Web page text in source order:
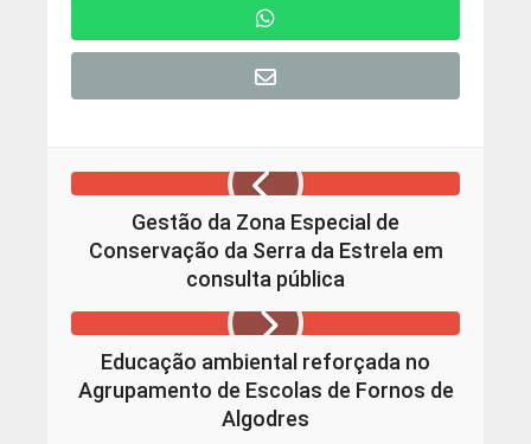
Gestão da Zona Especial de
Conservação da Serra da Estrela em
consulta pública
Educação ambiental reforçada no
Agrupamento de Escolas de Fornos de
Algodres